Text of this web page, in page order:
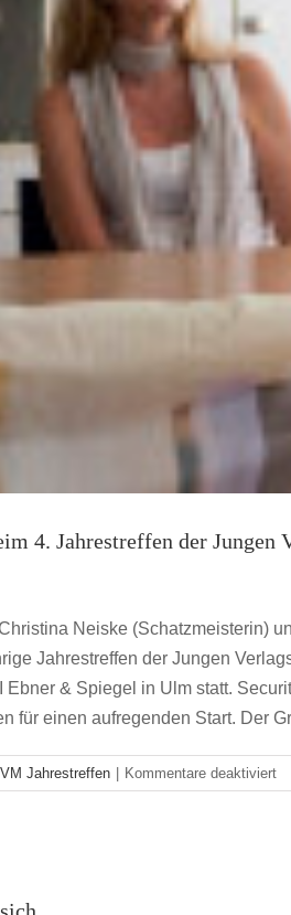
4. Jahrestreffen der Jungen
Neiske (Schatzmeisterin)
Jahrestreffen der Jungen
& Spiegel in Ulm statt.
für einen aufregenden Start. Der
Jahrestreffen Kommentare deaktiviertfür